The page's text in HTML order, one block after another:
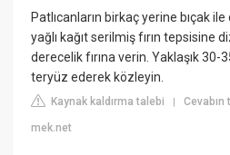
Patlıcanların birkaç yerine bıçak
yağlı kağıt serilmiş fırın tepsisine
derecelik fırına verin. Yaklaşık 30-
teryüz ederek közleyin.
Kaynak kaldırma talebi |Cevabın
mek.net